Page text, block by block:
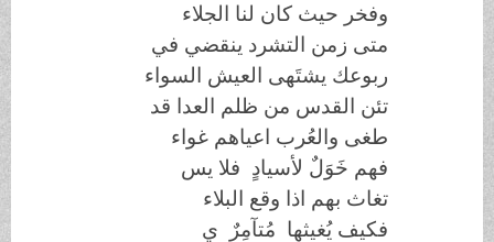
وفخر حيث كان لنا الجلاء
متى زمن التشرد ينقضي في
ربوعك يشتَهى العيش السواء
تئن القدس من ظلم العدا قد
طغى والعُرب اعياهم غواء
فهم خَوَلٌ لأسيادٍ فلا يس
تغاث بهم اذا وقع البلاء
فكيف يُغيثها مُتآمِرٌ ي